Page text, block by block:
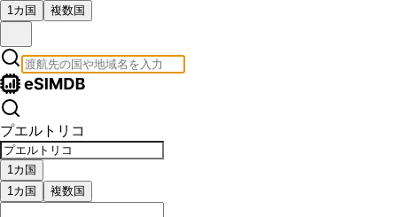
1カ国 複数国
プエルトリコ
1カ国
1カ国
複数国